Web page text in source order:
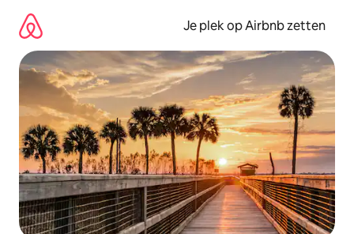
direct
naar
inhoud
Je plek op Airbnb zetten